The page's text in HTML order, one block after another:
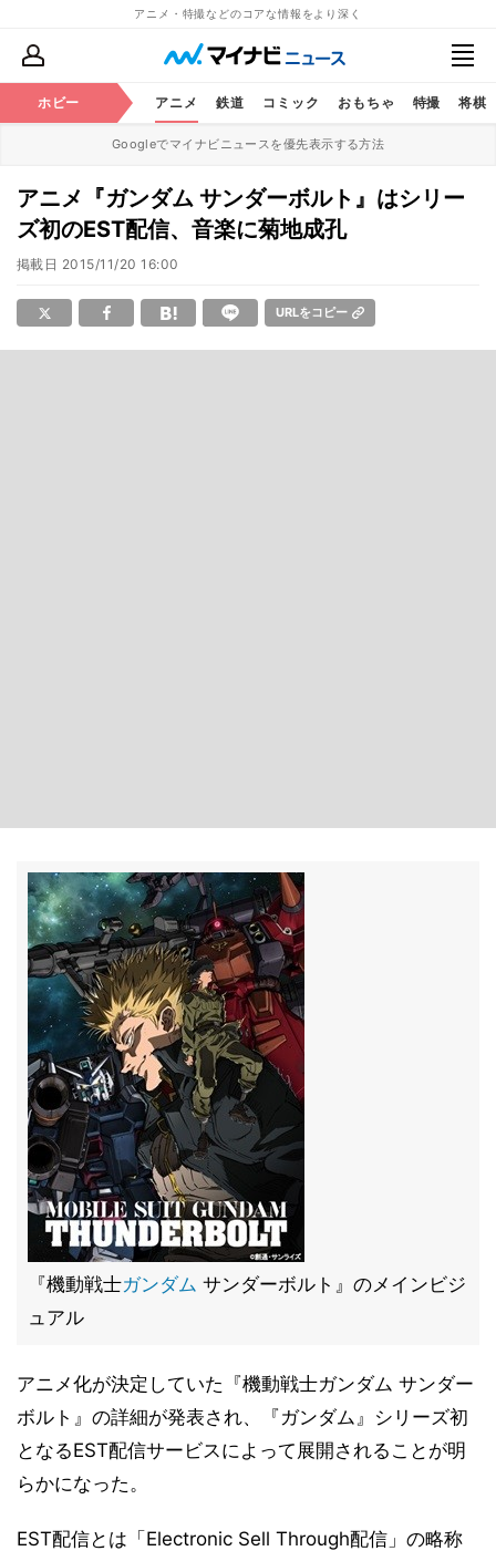
アニメ・特撮などのコアな情報をより深く
ホビー アニメ 鉄道 コミック おもちゃ 特撮 将棋
Googleでマイナビニュースを優先表示する方法
アニメ『ガンダム サンダーボルト』はシリー
ズ初のEST配信、音楽に菊地成孔
掲載日 2015/11/20 16:00
URLをコピー
『機動戦士ガンダム サンダーボルト』のメインビジ
ュアル
アニメ化が決定していた『機動戦士ガンダム サンダー
ボルト』の詳細が発表され、『ガンダム』シリーズ初
となるEST配信サービスによって展開されることが明
らかになった。
EST配信とは「Electronic Sell Through配信」の略称